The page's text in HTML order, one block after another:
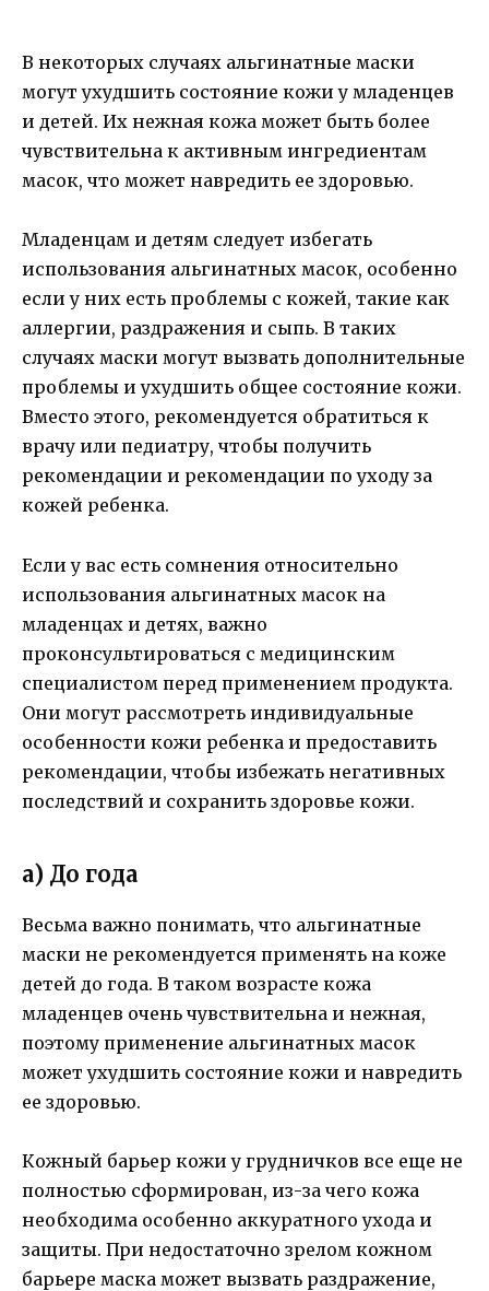
В некоторых случаях альгинатные маски
могут ухудшить состояние кожи у младенцев
и детей. Их нежная кожа может быть более
чувствительна к активным ингредиентам
масок, что может навредить ее здоровью.
Младенцам и детям следует избегать
использования альгинатных масок, особенно
если у них есть проблемы с кожей, такие как
аллергии, раздражения и сыпь. В таких
случаях маски могут вызвать дополнительные
проблемы и ухудшить общее состояние кожи.
Вместо этого, рекомендуется обратиться к
врачу или педиатру, чтобы получить
рекомендации и рекомендации по уходу за
кожей ребенка.
Если у вас есть сомнения относительно
использования альгинатных масок на
младенцах и детях, важно
проконсультироваться с медицинским
специалистом перед применением продукта.
Они могут рассмотреть индивидуальные
особенности кожи ребенка и предоставить
рекомендации, чтобы избежать негативных
последствий и сохранить здоровье кожи.
а) До года
Весьма важно понимать, что альгинатные
маски не рекомендуется применять на коже
детей до года. В таком возрасте кожа
младенцев очень чувствительна и нежная,
поэтому применение альгинатных масок
может ухудшить состояние кожи и навредить
ее здоровью.
Кожный барьер кожи у грудничков все еще не
полностью сформирован, из-за чего кожа
необходима особенно аккуратного ухода и
защиты. При недостаточно зрелом кожном
барьере маска может вызвать раздражение,